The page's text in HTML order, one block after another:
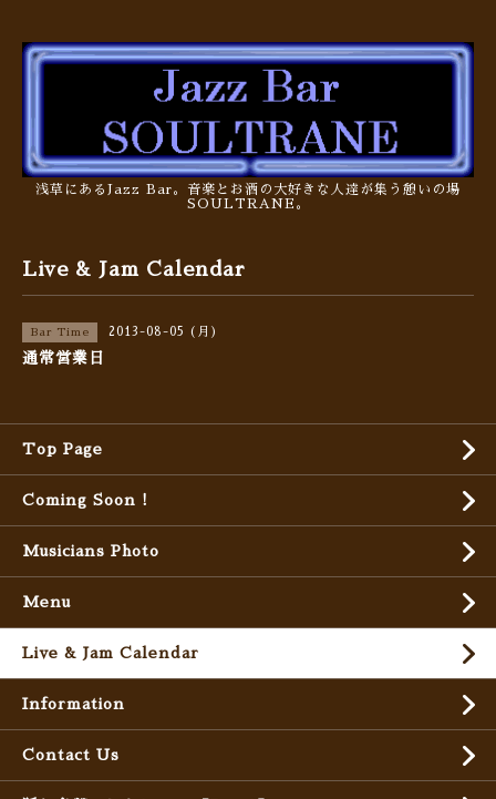
浅草にあるJazz Bar。音楽とお酒の大好きな人達が集う憩いの場
SOULTRANE。
Live & Jam Calendar
Bar Time 2013-08-05 (月)
通常営業日
Top Page
Coming Soon !
Musicians Photo
Menu
Live & Jam Calendar
Information
Contact Us